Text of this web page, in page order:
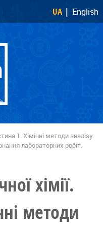
UA English
1. Хімічні методи аналізу.
лабораторних робіт.
хімії.
методи